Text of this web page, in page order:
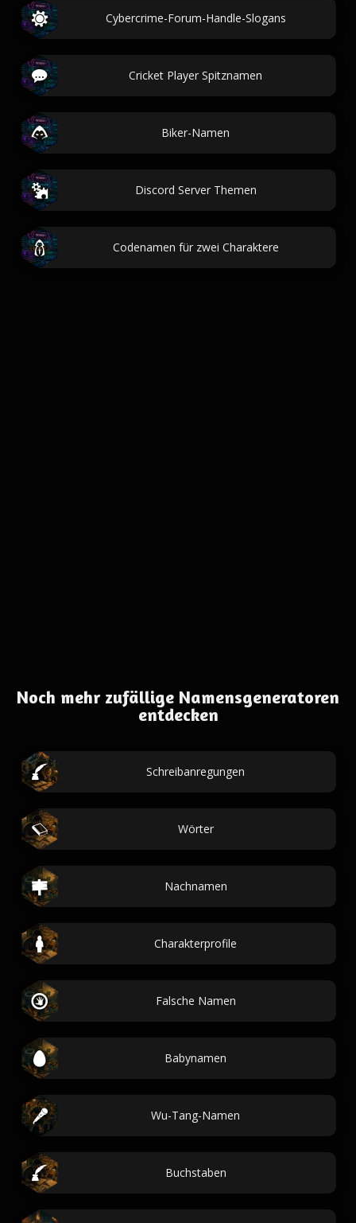
Cybercrime-Forum-Handle-Slogans
Cricket Player Spitznamen
Biker-Namen
Discord Server Themen
Codenamen für zwei Charaktere
Noch mehr zufällige Namensgeneratoren
entdecken
Schreibanregungen
Wörter
Nachnamen
Charakterprofile
Falsche Namen
Babynamen
Wu-Tang-Namen
Buchstaben